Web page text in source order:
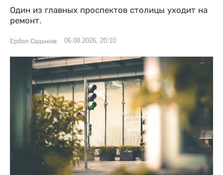
Один из главных проспектов столицы уходит на
ремонт.
Ербол Садыков 06.08.2026, 20:10